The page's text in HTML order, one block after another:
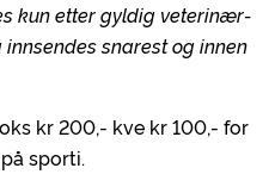
kun etter gyldig veterinær-
snarest og innen
kr 200,- kve kr 100,- for
sporti.